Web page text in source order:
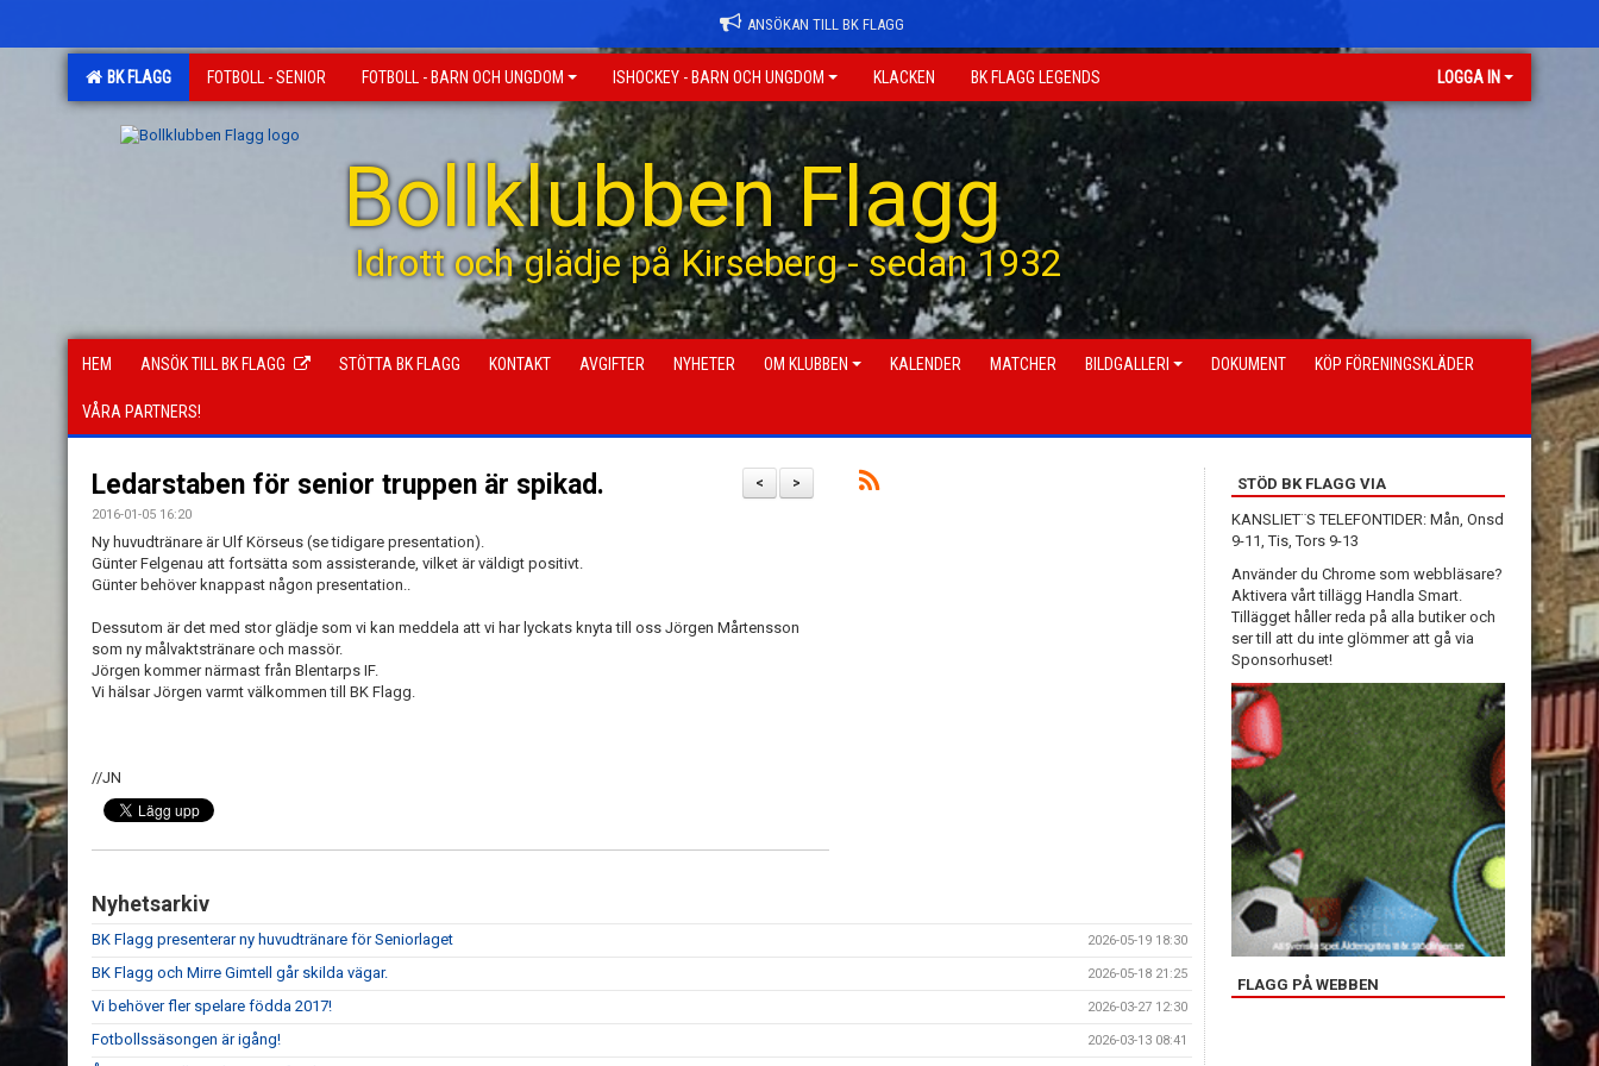
ANSÖKAN TILL BK FLAGG
BK FLAGG FOTBOLL - SENIOR FOTBOLL - BARN OCH UNGDOM ISHOCKEY - BARN OCH UNGDOM KLACKEN BK FLAGG LEGENDS LOGGA IN
Bollklubben Flagg
Idrott och glädje på Kirseberg - sedan 1932
HEM ANSÖK TILL BK FLAGG STÖTTA BK FLAGG KONTAKT AVGIFTER NYHETER OM KLUBBEN KALENDER MATCHER BILDGALLERI DOKUMENT KÖP FÖRENINGSKLÄDER
VÅRA PARTNERS!
>
<
Ledarstaben för senior truppen är spikad.
2016-01-05 16:20
Ny huvudtränare är Ulf Körseus (se tidigare presentation).
Günter Felgenau att fortsätta som assisterande, vilket är väldigt positivt.
Günter behöver knappast någon presentation..
Dessutom är det med stor glädje som vi kan meddela att vi har lyckats knyta till oss Jörgen Mårtensson
som ny målvaktstränare och massör.
Jörgen kommer närmast från Blentarps IF.
Vi hälsar Jörgen varmt välkommen till BK Flagg.
//JN
Nyhetsarkiv
BK Flagg presenterar ny huvudtränare för Seniorlaget 2026-05-19 18:30
BK Flagg och Mirre Gimtell går skilda vägar. 2026-05-18 21:25
Vi behöver fler spelare födda 2017! 2026-03-27 12:30
Fotbollssäsongen är igång! 2026-03-13 08:41
STÖD BK FLAGG VIA
KANSLIET¨S TELEFONTIDER: Mån, Onsd
9-11, Tis, Tors 9-13
Använder du Chrome som webbläsare?
Aktivera vårt tillägg Handla Smart.
Tillägget håller reda på alla butiker och
ser till att du inte glömmer att gå via
Sponsorhuset!
FLAGG PÅ WEBBEN